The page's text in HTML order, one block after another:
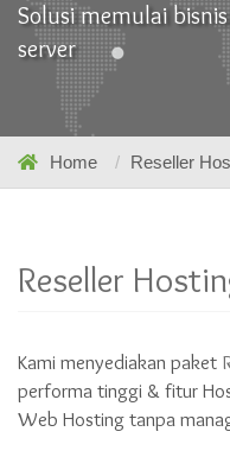
Solusi memulai
server
Home Reseller
Reseller
Kami menyediakan paket
performa tinggi & fitur
Web Hosting tanpa